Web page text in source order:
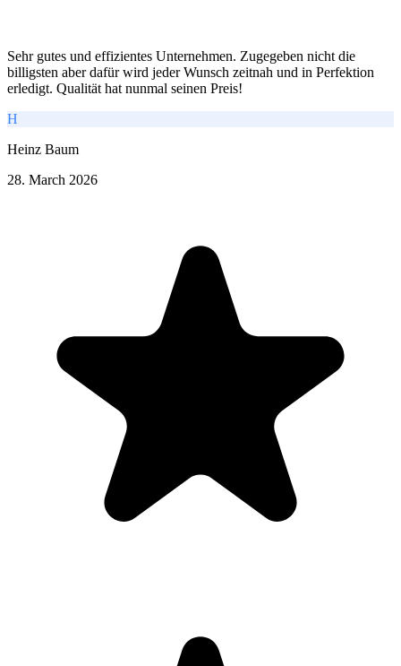
Sehr gutes und effizientes Unternehmen. Zugegeben nicht die
billigsten aber dafür wird jeder Wunsch zeitnah und in Perfektion
erledigt. Qualität hat nunmal seinen Preis!
H
Heinz Baum
28. March 2026